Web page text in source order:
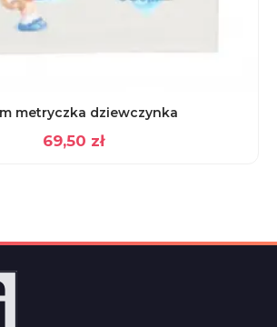
metryczka dziewczynka
69,50 zł